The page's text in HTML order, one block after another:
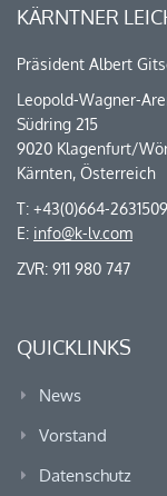
KÄRNTNER
Präsident Albert
Leopold-Wagner-
Südring 215
9020 Klagenfurt/
Kärnten, Österreich
T: +43(0)664-2631509
E: info@k-lv.com
ZVR: 911 980 747
QUICKLINKS
News
Vorstand
Datenschutz